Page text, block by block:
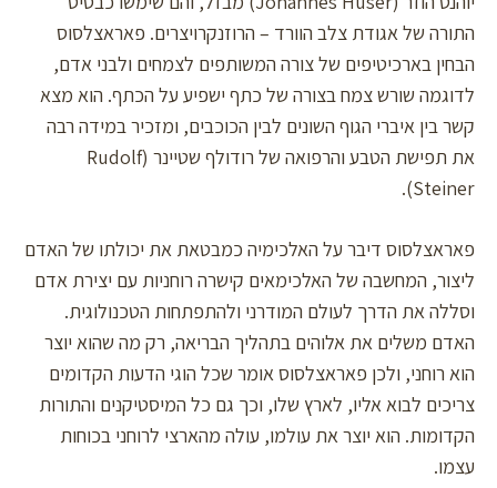
התורה של אגודת צלב הוורד – הרוזנקרויצרים. פאראצלסוס
הבחין בארכיטיפים של צורה המשותפים לצמחים ולבני אדם,
לדוגמה שורש צמח בצורה של כתף ישפיע על הכתף. הוא מצא
קשר בין איברי הגוף השונים לבין הכוכבים, ומזכיר במידה רבה
את תפישת הטבע והרפואה של רודולף שטיינר (Rudolf
Steiner).
פאראצלסוס דיבר על האלכימיה כמבטאת את יכולתו של האדם
ליצור, המחשבה של האלכימאים קישרה רוחניות עם יצירת אדם
וסללה את הדרך לעולם המודרני ולהתפתחות הטכנולוגית.
האדם משלים את אלוהים בתהליך הבריאה, רק מה שהוא יוצר
הוא רוחני, ולכן פאראצלסוס אומר שכל הוגי הדעות הקדומים
צריכים לבוא אליו, לארץ שלו, וכך גם כל המיסטיקנים והתורות
הקדומות. הוא יוצר את עולמו, עולה מהארצי לרוחני בכוחות
עצמו.